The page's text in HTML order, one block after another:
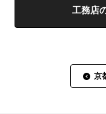
工務店
京